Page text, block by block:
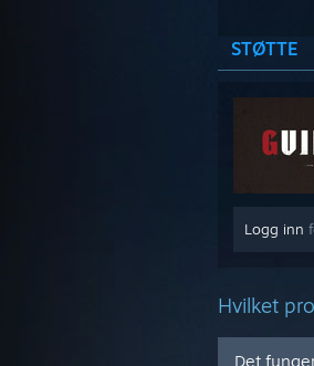
STØTTE
Logg inn
Hvilket
Det